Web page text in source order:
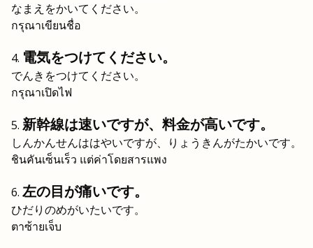
なまえをかいてください。
กรุณาเขียนชื่อ
電気をつけてください。
でんきをつけてください。
กรุณาเปิดไฟ
新幹線は速いですが、料金が高いです。
しんかんせんははやいですが、りょうきんがたかいです。
ชินคันเซ็นเร็ว แต่ค่าโดยสารแพง
左の目が痛いです。
ひだりのめがいたいです。
ตาซ้ายเจ็บ